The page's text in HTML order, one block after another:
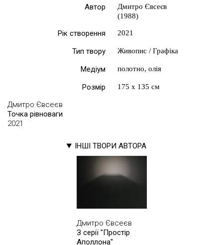
Дмитро Євсеєв
Точка рівноваги
2021
ІНШІ ТВОРИ АВТОРА
Дмитро Євсеєв
З серії "Простір
Аполлона"
Автор
Дмитро Євсеєв
(1988)
Рік створення 2021
Тип твору Живопис / Графіка
Медіум полотно, олія
Розмір 175 х 135 см